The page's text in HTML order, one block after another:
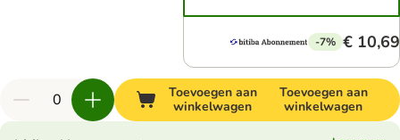
-7% € 10,69
Toevoegen aan
winkelwagen
Toevoegen aan
winkelwagen